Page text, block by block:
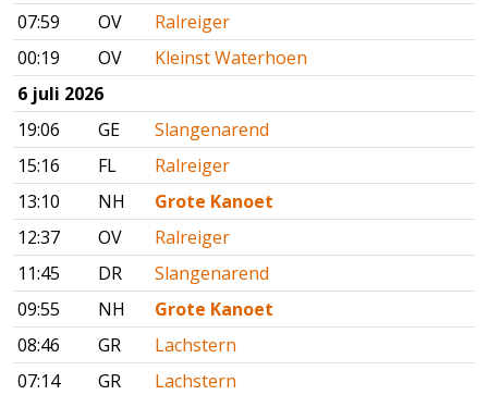
07:59
OV
Ralreiger
00:19
OV
Kleinst Waterhoen
6 juli 2026
19:06
GE
Slangenarend
15:16
FL
Ralreiger
13:10
NH
Grote Kanoet
12:37
OV
Ralreiger
11:45
DR
Slangenarend
09:55
NH
Grote Kanoet
08:46
GR
Lachstern
07:14
GR Lachstern